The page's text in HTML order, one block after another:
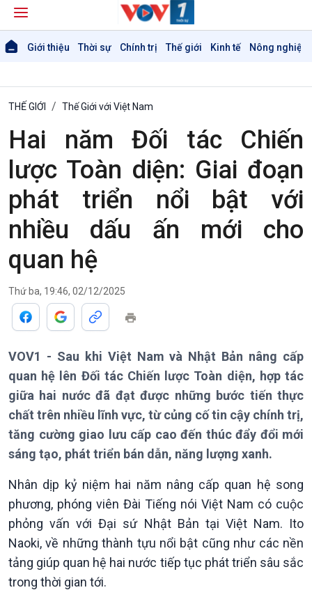
Giới thiệu Thời sự Chính trị Thế giới Kinh tế Nông nghiệp
Giới thiệu
Thời sự
THẾ GIỚI Thế Giới với Việt Nam
Hai năm Đối tác Chiến
lược Toàn diện: Giai đoạn
phát triển nổi bật với
nhiều dấu ấn mới cho
quan hệ
Thứ ba, 19:46, 02/12/2025
VOV1 - Sau khi Việt Nam và Nhật Bản nâng cấp
quan hệ lên Đối tác Chiến lược Toàn diện, hợp tác
giữa hai nước đã đạt được những bước tiến thực
chất trên nhiều lĩnh vực, từ củng cố tin cậy chính trị,
tăng cường giao lưu cấp cao đến thúc đẩy đổi mới
sáng tạo, phát triển bán dẫn, năng lượng xanh.
Nhân dịp kỷ niệm hai năm nâng cấp quan hệ song
phương, phóng viên Đài Tiếng nói Việt Nam có cuộc
phỏng vấn với Đại sứ Nhật Bản tại Việt Nam. Ito
Naoki, về những thành tựu nổi bật cũng như các nền
tảng giúp quan hệ hai nước tiếp tục phát triển sâu sắc
trong thời gian tới.